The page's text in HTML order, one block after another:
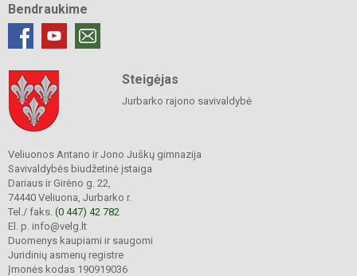
Bendraukime
Steigėjas
Jurbarko rajono savivaldybė
Veliuonos Antano ir Jono Juškų gimnazija
Savivaldybės biudžetinė įstaiga
Dariaus ir Girėno g. 22,
74440 Veliuona, Jurbarko r.
Tel./ faks. (0 447) 42 782
El. p. info@velg.lt
Duomenys kaupiami ir saugomi
Juridinių asmenų registre
Įmonės kodas 190919036